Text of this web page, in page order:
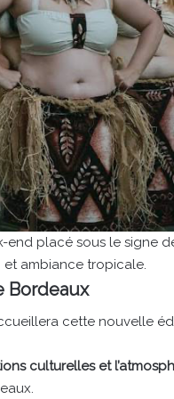
end placé sous le signe
et ambiance tropicale.
Bordeaux
cette nouvelle
culturelles et